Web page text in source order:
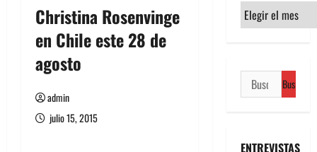
Christina Rosenvinge
en Chile este 28 de
agosto
admin
julio 15, 2015
Archivos
Buscar:
ENTREVISTAS